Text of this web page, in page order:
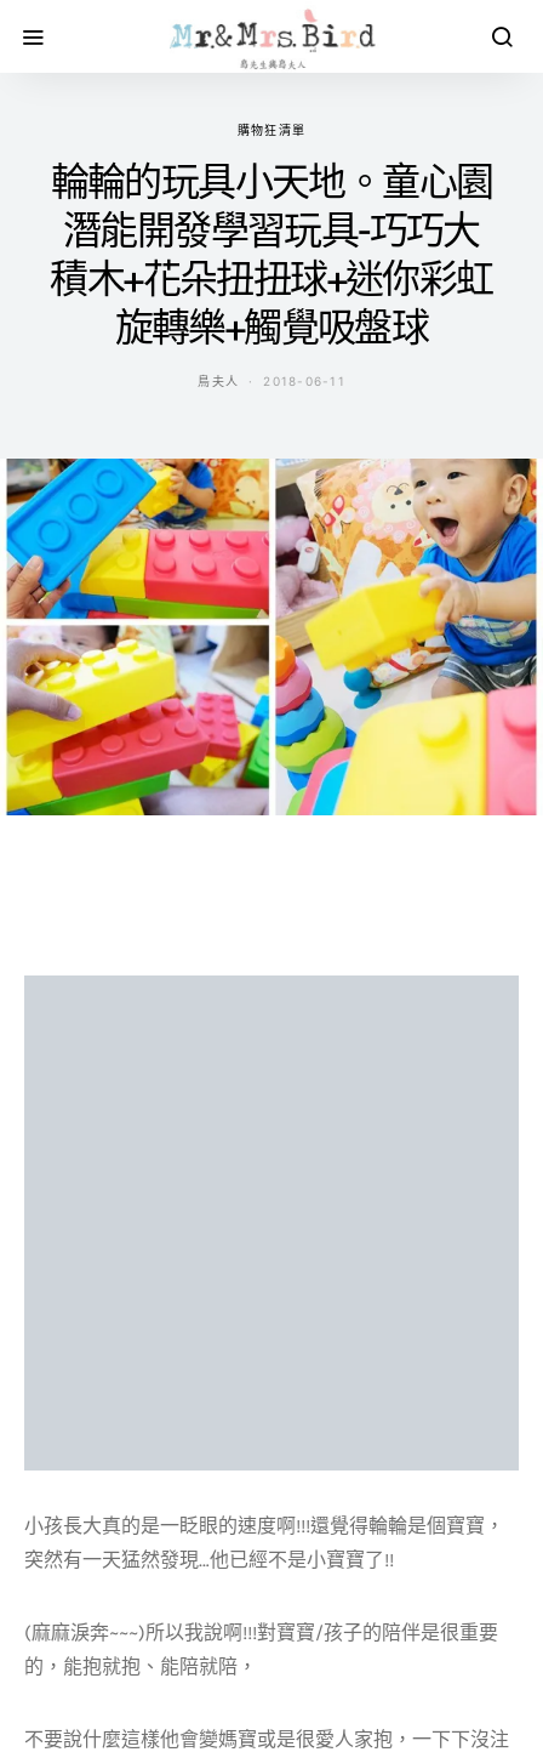
購物狂清單
輪輪的玩具小天地。童心園
潛能開發學習玩具-巧巧大
積木+花朵扭扭球+迷你彩虹
旋轉樂+觸覺吸盤球
鳥夫人 2018-06-11
小孩長大真的是一眨眼的速度啊!!!還覺得輪輪是個寶寶，
突然有一天猛然發現…他已經不是小寶寶了!!
(麻麻淚奔~~~)所以我說啊!!!對寶寶/孩子的陪伴是很重要
的，能抱就抱、能陪就陪，
不要說什麼這樣他會變媽寶或是很愛人家抱，一下下沒注